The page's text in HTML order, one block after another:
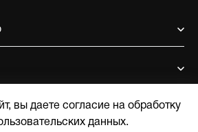
вы даете согласие на обработку
данных.